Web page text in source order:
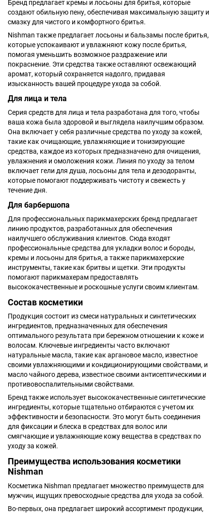
Бренд предлагает кремы и лосьоны для бритья, которые
создают обильную пену, обеспечивая максимальную защиту и
смазку для чистого и комфортного бритья.
Nishman также предлагает лосьоны и бальзамы после бритья,
которые успокаивают и увлажняют кожу после бритья,
помогая уменьшить возможное раздражение или
покраснение. Эти средства также оставляют освежающий
аромат, который сохраняется надолго, придавая
изысканность вашей процедуре ухода за собой.
Для лица и тела
Серия средств для лица и тела разработана для того, чтобы
ваша кожа была здоровой и выглядела наилучшим образом.
Она включает у себя различные средства по уходу за кожей,
такие как очищающие, увлажняющие и тонизирующие
средства, каждое из которых предназначено для очищения,
увлажнения и омоложения кожи. Линия по уходу за телом
включает гели для душа, лосьоны для тела и дезодоранты,
которые помогают поддерживать чистоту и свежесть у
течение дня.
Для барбершопа
Для профессиональных парикмахерских бренд предлагает
линию продуктов, разработанных для обеспечения
наилучшего обслуживания клиентов. Сюда входят
профессиональные средства для укладки волос и бороды,
кремы и лосьоны для бритья, а также парикмахерские
инструменты, такие как бритвы и щетки. Эти продукты
помогают парикмахерам предоставлять
высококачественные и роскошные услуги своим клиентам.
Состав косметики
Продукция состоит из смеси натуральных и синтетических
ингредиентов, предназначенных для обеспечения
оптимального результата при бережном отношении к коже и
волосам. Ключевые ингредиенты часто включают
натуральные масла, такие как аргановое масло, известное
своими увлажняющими и кондиционирующими свойствами, и
масло чайного дерева, известное своими антисептическими и
противовоспалительными свойствами.
Бренд также использует высококачественные синтетические
ингредиенты, которые тщательно отбираются с учетом их
эффективности и безопасности. Это могут быть соединения
для фиксации и блеска в средствах для волос или
смягчающие и увлажняющие кожу вещества в средствах по
уходу за кожей.
Преимущества использования косметики
Nishman
Косметика Nishman предлагает множество преимуществ для
мужчин, ищущих превосходные средства для ухода за собой.
Во-первых, она предлагает широкий ассортимент продукции,